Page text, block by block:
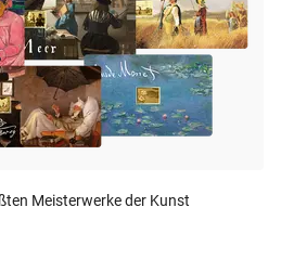
Meisterwerke der Kunst